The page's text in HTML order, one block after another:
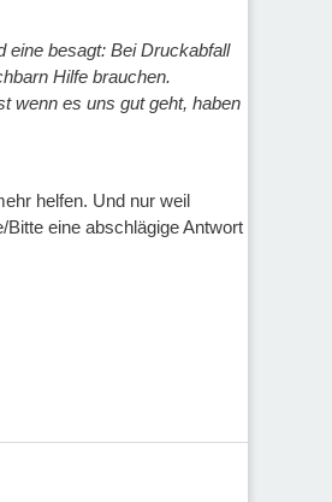
eine besagt: Bei Druckabfall
Hilfe brauchen.
wenn es uns gut geht, haben
helfen. Und nur weil
eine abschlägige Antwort